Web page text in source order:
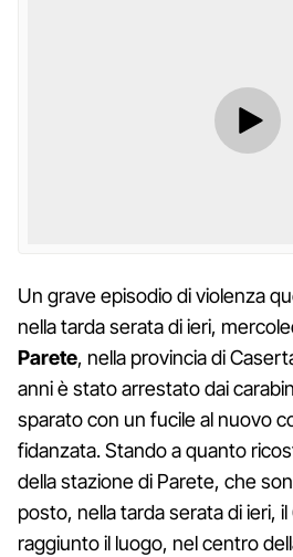
Un grave episodio di violenza
nella tarda serata di ieri,
Parete, nella provincia di
anni è stato arrestato dai
sparato con un fucile al nuovo
fidanzata. Stando a quanto
della stazione di Parete, che
posto, nella tarda serata di ieri,
raggiunto il luogo, nel centro